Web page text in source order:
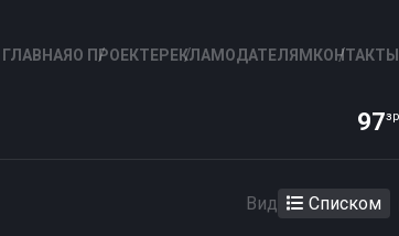
ГЛАВНАЯО ПРОЕКТЕРЕКЛАМОДАТЕЛЯМКОНТАКТЫ
97
Вид Списком